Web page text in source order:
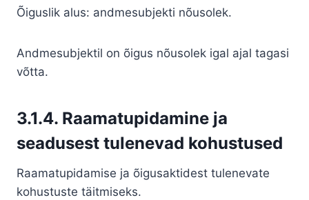
Õiguslik alus: andmesubjekti nõusolek.
Andmesubjektil on õigus nõusolek igal ajal tagasi
võtta.
3.1.4. Raamatupidamine ja
seadusest tulenevad kohustused
Raamatupidamise ja õigusaktidest tulenevate
kohustuste täitmiseks.